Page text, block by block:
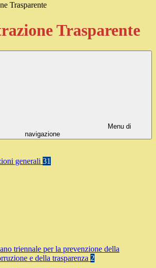
Trasparente
Trasparente
Menu di
navigazione
generali 31
triennale per la prevenzione della
e della trasparenza 2